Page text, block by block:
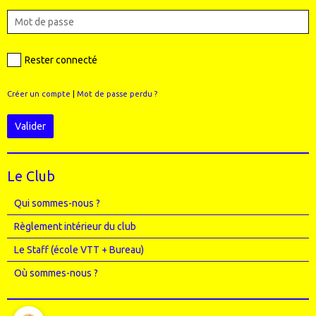
Rester connecté
Créer un compte Mot de passe perdu ?
Valider
Le Club
Qui sommes-nous ?
Règlement intérieur du club
Le Staff (école VTT + Bureau)
Où sommes-nous ?